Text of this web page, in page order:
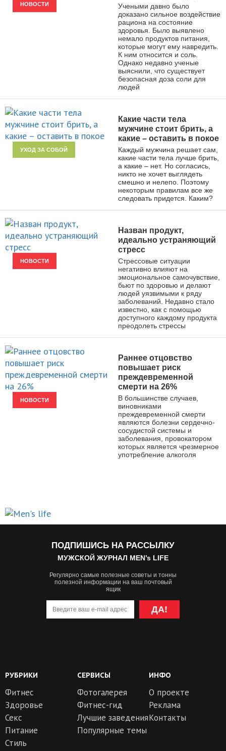
НОВОСТИ
Учеными давно было
доказано сильное воздействие
рациона на состояние
здоровья. Было выявлено
немало продуктов питания,
которые могут ему навредить.
К ним относится и соль.
Однако недавно ученые
выяснили, что существует
безопасная доза соли для
людей
УХОД ЗА СОБОЙ
Какие части тела
мужчине стоит брить, а
какие – оставить в покое
Каждый мужчина решает сам,
какие части тела лучше брить,
а какие – нет. Но согласись,
никто не хочет выглядеть
смешно и нелепо. Поэтому
некоторым правилам все же
следовать придется. Каким?
НОВОСТИ
Назван продукт,
идеально устраняющий
стресс
Стрессовые ситуации
негативно влияют на
эмоциональное самочувствие,
бьют по здоровью и делают
людей уязвимыми к ряду
заболеваний. Недавно стало
известно, как с помощью
доступного каждому продукта
преодолеть стрессы
НОВОСТИ
Раннее отцовство
повышает риск
преждевременной
смерти на 26%
В большинстве случаев,
виновниками
преждевременной смерти
являются болезни сердечно-
сосудистой системы и
заболевания, провокатором
которых является чрезмерное
употребление алкоголя
ПОДПИШИСЬ НА РАССЫЛКУ
МУЖСКОЙ ЖУРНАЛ MEN’s LIFE
Регулярно самые полезные советы и тонны
полезной информации на ваш почтовый
ящик
ДА!
РУБРИКИ
Фитнес
Здоровье
Секс
Питание
Стиль
СЕРВИСЫ
Фотогалерея
Фитнес-гид
Лучшие заведения
Популярные темы
ИНФО
О проекте
Реклама
Контакты